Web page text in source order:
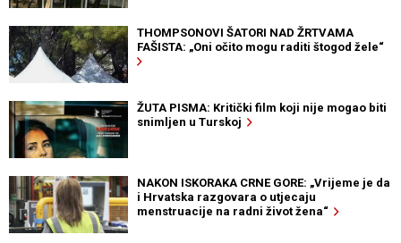
THOMPSONOVI ŠATORI NAD ŽRTVAMA
FAŠISTA: „Oni očito mogu raditi štogod žele“
ŽUTA PISMA: Kritički film koji nije mogao biti
snimljen u Turskoj
NAKON ISKORAKA CRNE GORE: „Vrijeme je da
i Hrvatska razgovara o utjecaju
menstruacije na radni život žena“